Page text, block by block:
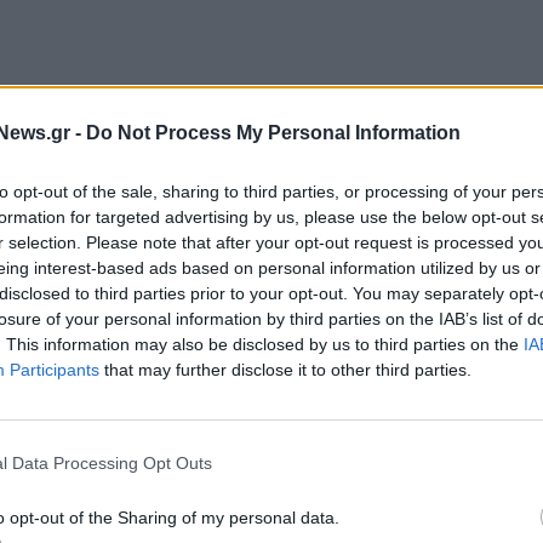
- Do Not Process My Personal Information
opt-out of the sale, sharing to third parties, or processing of your
for targeted advertising by us, please use the below opt-out
selection. Please note that after your opt-out request is processed
interest-based ads based on personal information utilized by us
to third parties prior to your opt-out. You may separately
of your personal information by third parties on the IAB’s list of
This information may also be disclosed by us to third parties on the
Participants that may further disclose it to other third parties.
Data Processing Opt Outs
opt-out of the Sharing of my personal data.
την καλύτερη μηχανή αναζήτησης, αλλά
επιτρέπεται να την κάνουμε εύκολα διαθέσιμη.
η Google είναι «η μηχανή αναζήτησης με την
την εμπιστοσύνη εκατοντάδων
«είναι εδώ και πολύ καιρό η καλύτερη μηχανή
«συνεχίζει να καινοτομεί στην αναζήτηση» και ότι
την ποιότητα αναζήτησης της Google σε σχέση
είναι ανώτερη»», αναφέρει ο Kent Walker,
αναζητούν όλο και περισσότερες
σκοπεύουμε να ασκήσουμε έφεση. Καθώς αυτή
στην παραγωγή προϊόντων που οι